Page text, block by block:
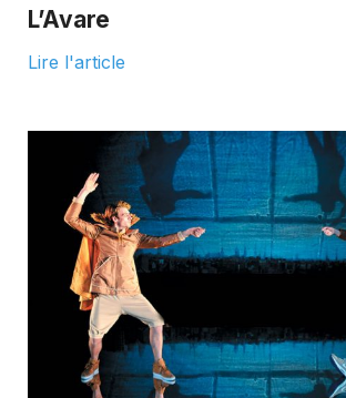
L’Avare
Lire l'article